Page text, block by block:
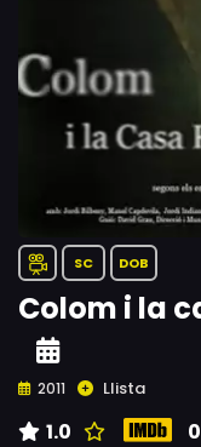
SC DOB
Colom i la
2011 Llista
1.0